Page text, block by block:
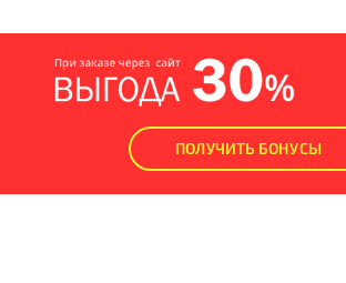
ПОЛУЧИТЬ БОНУСЫ